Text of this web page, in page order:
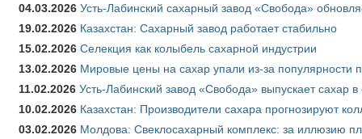
04.03.2026 Усть-Лабинский сахарный завод «Свобода»
19.02.2026 Казахстан: Сахарный завод работает стабильно
15.02.2026 Селекция как колыбель сахарной индустрии
13.02.2026 Мировые цены на сахар упали из-за популярности
11.02.2026 Усть-Лабинский завод «Свобода» выпускает сахар в
10.02.2026 Казахстан: Производители сахара прогнозируют
03.02.2026 Молдова: Свеклосахарный комплекс: за иллюзию